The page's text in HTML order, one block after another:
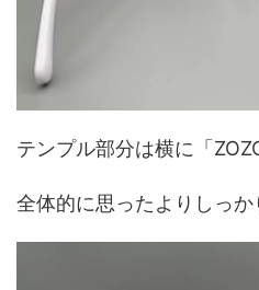
テンプル部分は横に「
全体的に思ったよりしっか